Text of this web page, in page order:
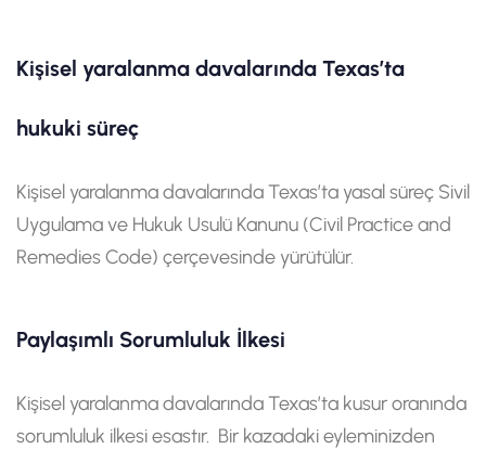
Kişisel yaralanma davalarında Texas’ta
hukuki süreç
Kişisel yaralanma davalarında Texas’ta yasal süreç Sivil
Uygulama ve Hukuk Usulü Kanunu (Civil Practice and
Remedies Code) çerçevesinde yürütülür.
Paylaşımlı Sorumluluk İlkesi
Kişisel yaralanma davalarında Texas’ta kusur oranında
sorumluluk ilkesi esastır. Bir kazadaki eyleminizden